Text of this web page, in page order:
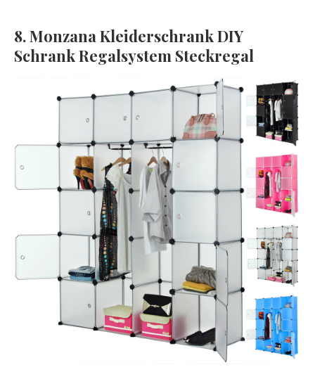
8. Monzana Kleiderschrank DIY
Schrank Regalsystem Steckregal